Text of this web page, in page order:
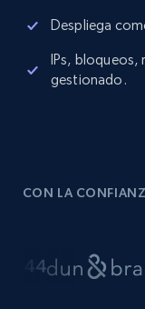
Despliega
IPs,
gestionado.
CON LA